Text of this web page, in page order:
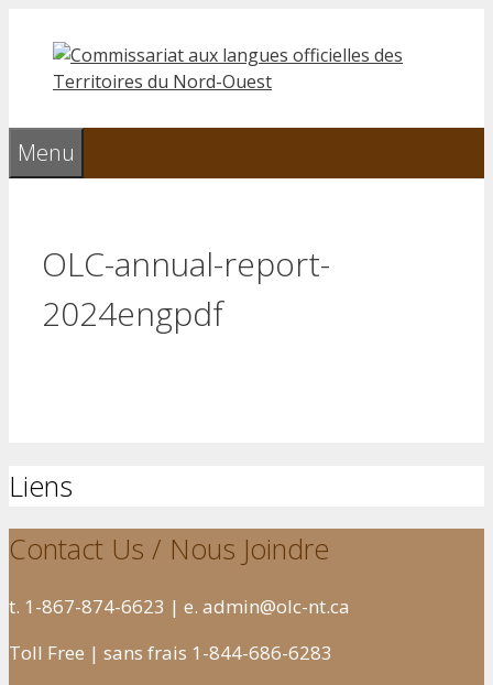
contenu
Menu
OLC-annual-report-
2024engpdf
Liens
Contact Us / Nous Joindre
t. 1-867-874-6623 | e. admin@olc-nt.ca
Toll Free | sans frais 1-844-686-6283